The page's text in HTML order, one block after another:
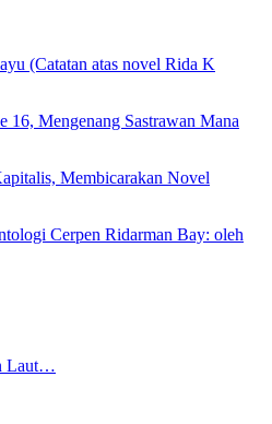
(Catatan atas novel Rida K
16, Mengenang Sastrawan Mana
Membicarakan Novel
Cerpen Ridarman Bay: oleh
Laut…